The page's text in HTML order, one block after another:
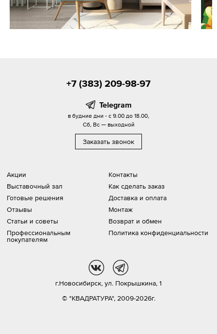
Акции
Выставочный зал
Готовые решения
Отзывы
Статьи и советы
Профессиональным
покупателям
Контакты
Как сделать заказ
Доставка и оплата
Монтаж
Возврат и обмен
Политика конфиденциальности
+7 (383) 209-98-97
Telegram
в будние дни - с 9.00 до 18.00,
Сб, Вс — выходной
Заказать звонок
© "КВАДРАТУРА", 2009-2026г.
г.Новосибирск, ул. Покрышкина, 1
tg